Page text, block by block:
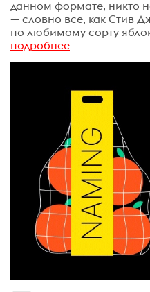
данном формате, никто
— словно все, как Стив
по любимому сорту
подробнее